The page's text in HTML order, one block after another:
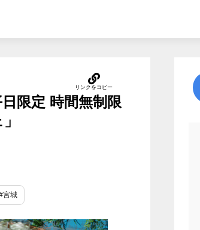
限定 時間無制限
宮城